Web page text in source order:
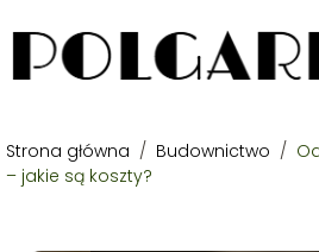
Strona główna / Budownictwo /
– jakie są koszty?